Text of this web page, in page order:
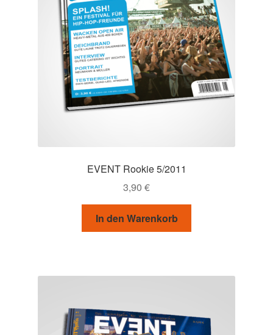
EVENT Rookie 5/2011
3,90 €
In den Warenkorb